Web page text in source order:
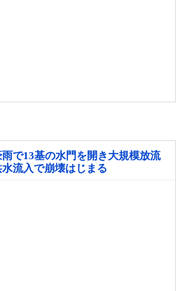
雨で13基の水門を開き大規模放流
流入で崩壊はじまる